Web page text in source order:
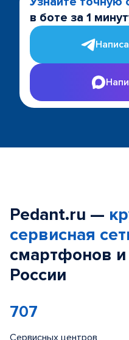
в боте за 1
Pedant.ru —
сервисная
смартфонов и
России
707
Сервисных центров